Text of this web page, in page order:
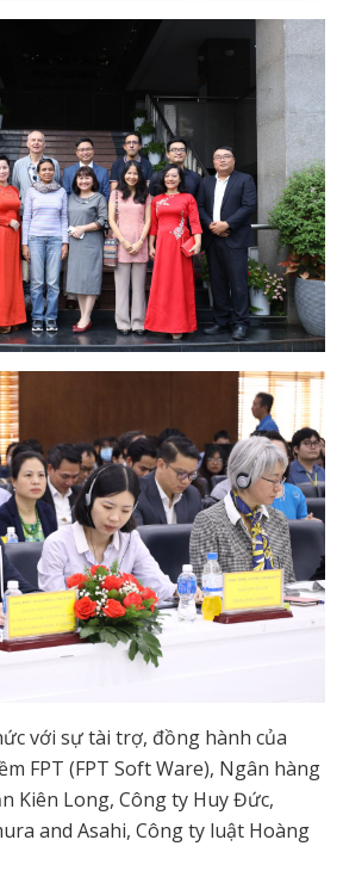
với sự tài trợ, đồng hành của
FPT (FPT Soft Ware), Ngân hàng
Kiên Long, Công ty Huy Đức,
and Asahi, Công ty luật Hoàng